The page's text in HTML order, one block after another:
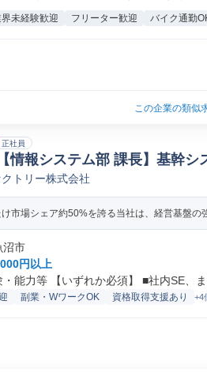
未経験歓迎 フリーター歓迎 バイク通勤
この企業の類似
正社員
情報システム部 課長】基幹シ
ートリー株式会社
け市場シェア約50%を誇る当社は、経営基盤
沼市
円以上
能力等 【いずれか必須】 ■社内SE、
副業・WワークOK 資格取得支援あり +4